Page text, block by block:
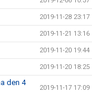
2019-11-28 23:17
2019-11-21 13:16
2019-11-20 19:44
2019-11-20 18:25
den 4
2019-11-17 17:09